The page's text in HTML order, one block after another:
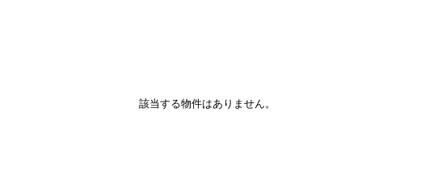
該当する物件はありません。